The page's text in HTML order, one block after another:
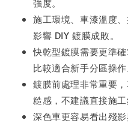
強度。
施工環境、車漆溫度
影響 DIY 鍍膜成敗。
快乾型鍍膜需要更準
比較適合新手分區操作
鍍膜前處理非常重要
糙感，不建議直接施工
深色車更容易看出殘